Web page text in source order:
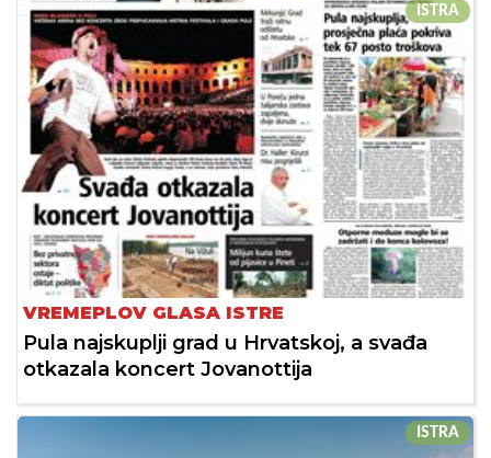
ISTRA
VREMEPLOV GLASA ISTRE
Pula najskuplji grad u Hrvatskoj, a svađa
otkazala koncert Jovanottija
ISTRA